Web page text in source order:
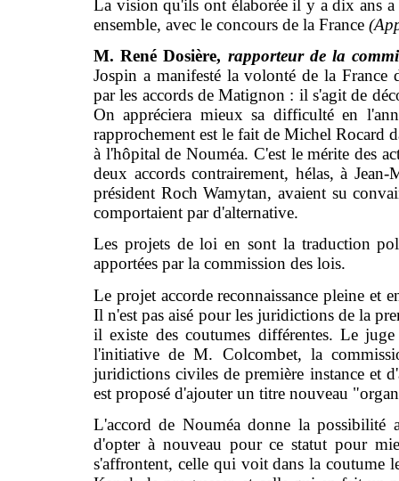
La vision qu'ils ont élaborée il y a dix ans
ensemble, avec le concours de la France
M. René Dosière, rapporteur de la
Jospin a manifesté la volonté de la France
par les accords de Matignon : il s'agit de
On appréciera mieux sa difficulté en
rapprochement est le fait de Michel Rocard
à l'hôpital de Nouméa. C'est le mérite des
deux accords contrairement, hélas, à
président Roch Wamytan, avaient su
comportaient par d'alternative.
Les projets de loi en sont la traduction
apportées par la commission des lois.
Le projet accorde reconnaissance pleine et
Il n'est pas aisé pour les juridictions de la
il existe des coutumes différentes. Le juge
l'initiative de M. Colcombet, la
juridictions civiles de première instance et
est proposé d'ajouter un titre nouveau
L'accord de Nouméa donne la
d'opter à nouveau pour ce statut pour
s'affrontent, celle qui voit dans la coutume